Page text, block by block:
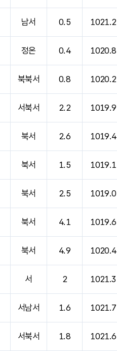
남서 0.5 1021.2
정온 0.4 1020.8
북북서 0.8 1020.2
서북서 2.2 1019.9
북서 2.6 1019.4
북서 1.5 1019.1
북서 2.5 1019.0
북서 4.1 1019.6
북서 4.9 1020.4
서 2 1021.3
서남서 1.6 1021.7
서북서 1.8 1021.6